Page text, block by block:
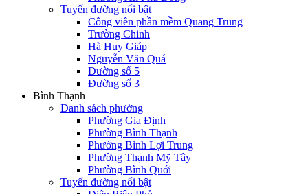
Tuyến đường nổi bật
Công viên phần mềm Quang Trung
Trường Chinh
Hà Huy Giáp
Nguyễn Văn Quá
Đường số 5
Đường số 3
Bình Thạnh
Danh sách phường
Phường Gia Định
Phường Bình Thạnh
Phường Bình Lợi Trung
Phường Thạnh Mỹ Tây
Phường Bình Quới
Tuyến đường nổi bật